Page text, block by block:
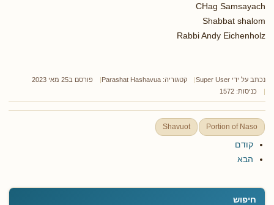
חיפוש
CHag Samsayach
Shabbat shalom
Rabbi Andy Eichenholz
נכתב על ידי Super User קטגוריה: Parashat Hashavua
פורסם ב25 מאי 2023
כניסות: 1572
Portion of Naso
Shavuot
קודם
הבא